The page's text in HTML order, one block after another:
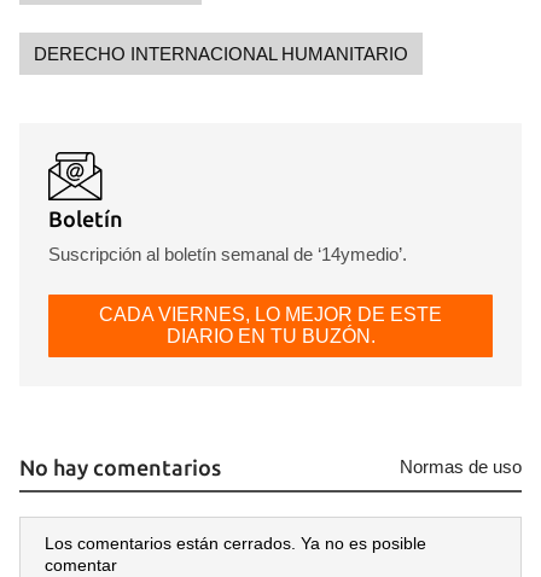
DERECHO INTERNACIONAL HUMANITARIO
Boletín
Suscripción al boletín semanal de ‘14ymedio’.
CADA VIERNES, LO MEJOR DE ESTE
DIARIO EN TU BUZÓN.
No hay comentarios Normas de uso
Los comentarios están cerrados. Ya no es posible
comentar